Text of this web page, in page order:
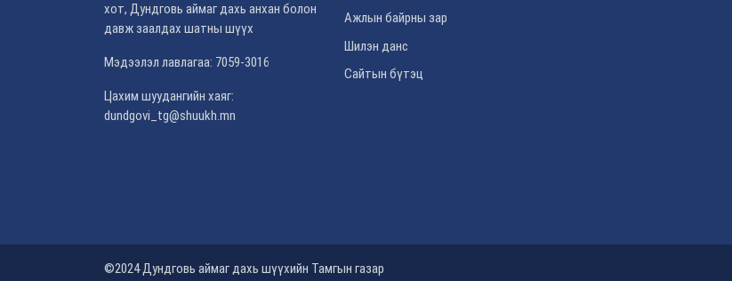
хот, Дундговь аймаг дахь анхан болон
давж заалдах шатны шүүх
Мэдээлэл лавлагаа: 7059-3016
Цахим шуудангийн хаяг:
dundgovi_tg@shuukh.mn
Ажлын байрны зар
Шилэн данс
Сайтын бүтэц
©2024 Дундговь аймаг дахь шүүхийн Тамгын газар